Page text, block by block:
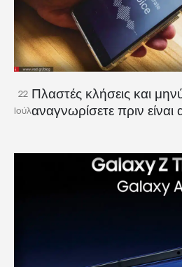
22
Ιούλ
Πλαστές κλήσεις και
αναγνωρίσετε πριν είναι